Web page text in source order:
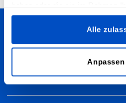
gesammelt haben.
Alle
Anpassen
Berlin, Köln, Frankfurt, München
Wir versenden zudem weltweit!